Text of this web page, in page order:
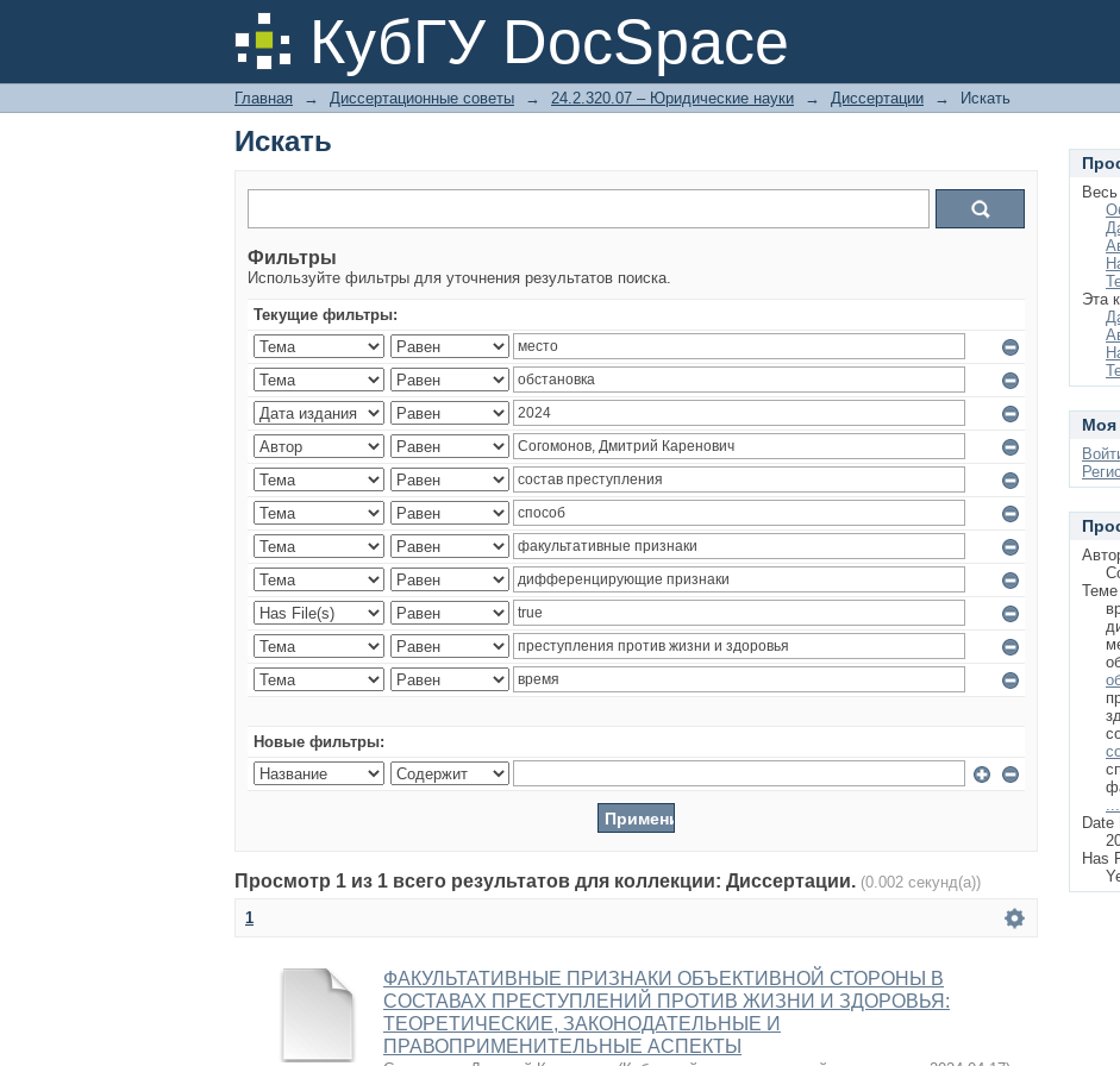
КубГУ DocSpace
Искать
Главная → Диссертационные советы → 24.2.320.07 – Юридические науки → Диссертации → Искать
Искать
Фильтры
Используйте фильтры для уточнения результатов поиска.
Текущие фильтры:
Новые фильтры:
Просмотр 1 из 1 всего результатов для коллекции: Диссертации. (0.002 секунд(а))
1
ФАКУЛЬТАТИВНЫЕ ПРИЗНАКИ ОБЪЕКТИВНОЙ СТОРОНЫ В
СОСТАВАХ ПРЕСТУПЛЕНИЙ ПРОТИВ ЖИЗНИ И ЗДОРОВЬЯ:
ТЕОРЕТИЧЕСКИЕ, ЗАКОНОДАТЕЛЬНЫЕ И
ПРАВОПРИМЕНИТЕЛЬНЫЕ АСПЕКТЫ
Эта
Моя
Теме
Date
Has